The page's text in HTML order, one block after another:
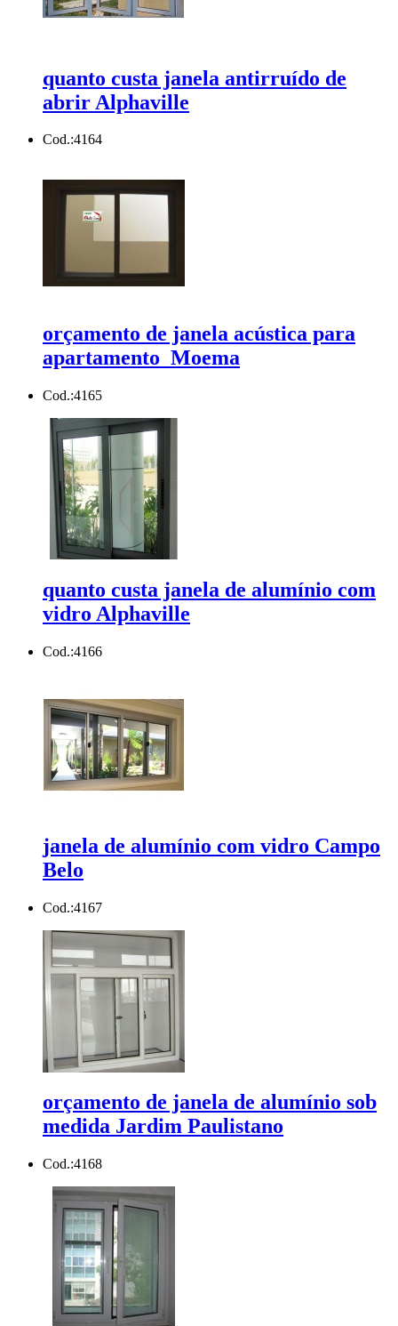
quanto custa janela antirruído de
abrir Alphaville
Cod.:4164
orçamento de janela acústica para
apartamento Moema
Cod.:4165
quanto custa janela de alumínio com
vidro Alphaville
Cod.:4166
janela de alumínio com vidro Campo
Belo
Cod.:4167
orçamento de janela de alumínio sob
medida Jardim Paulistano
Cod.:4168